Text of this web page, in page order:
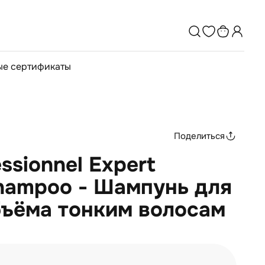
сертификаты
Поделиться
Expert
- Шампунь для
тонким волосам